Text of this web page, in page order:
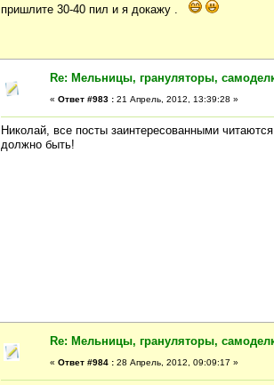
пришлите 30-40 пил и я докажу .
Re: Мельницы, грануляторы,
« Ответ #983 : 21 Апрель, 2012, 13:39:28 »
Николай, все посты заинтересованными
должно быть!
Re: Мельницы, грануляторы,
« Ответ #984 : 28 Апрель, 2012, 09:09:17 »